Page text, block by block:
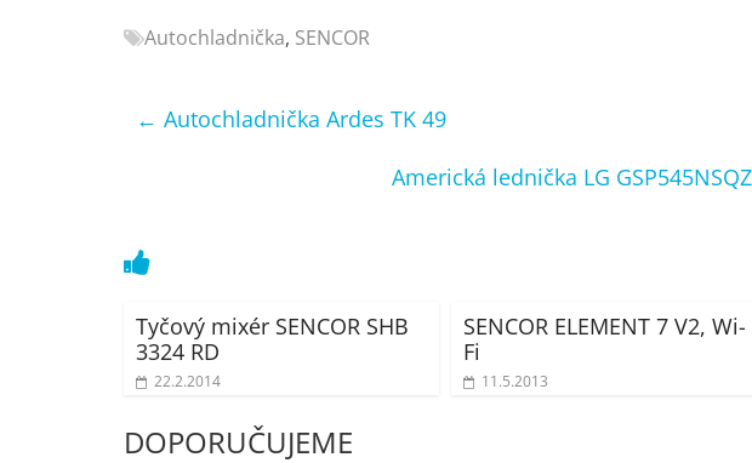
Elektro
OK,
pračky,
kávovary,
Autochladnička, SENCOR
← Autochladnička Ardes TK 49
Americká lednička LG
Tyčový mixér SENCOR SHB
3324 RD
22.2.2014
SENCOR ELEMENT 7 V2, Wi-
Fi
11.5.2013
DOPORUČUJEME